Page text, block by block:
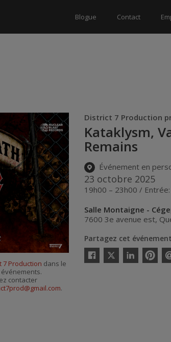
Blogue Contact
District 7 Production
Kataklysm,
Remains
Événement en
23 octobre 2025
19h00 – 23h00 /
Salle Montaigne -
7600 3e avenue est,
Partagez cet événement
Facebook
Twitter
LinkedinPinterest
7 Production dans le
contacter
.